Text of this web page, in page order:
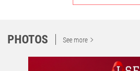
PHOTOS See more